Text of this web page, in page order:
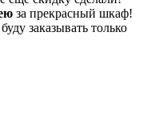
за прекрасный шкаф!
заказывать только